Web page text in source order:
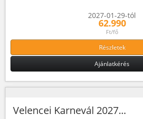
2027-01-29-tól
62.990
Ft/fő
Részletek
Ajánlatkérés
Velencei Karnevál 2027...